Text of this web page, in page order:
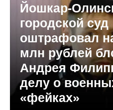
Йошкар-
городской суд
оштрафовал
млн рублей
Андрея
делу о
«фейках»